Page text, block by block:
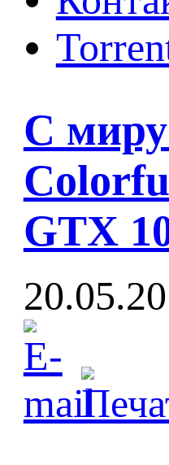
С миру
GTX